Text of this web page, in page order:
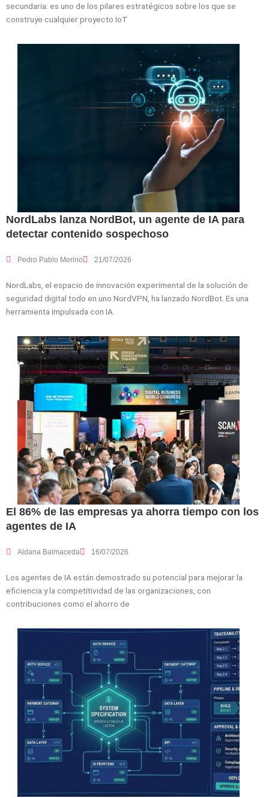
secundaria: es uno de los pilares estratégicos sobre los que se
construye cualquier proyecto IoT
NordLabs lanza NordBot, un agente de IA para
detectar contenido sospechoso
Pedro Pablo Merino 21/07/2026
NordLabs, el espacio de innovación experimental de la solución de
seguridad digital todo en uno NordVPN, ha lanzado NordBot. Es una
herramienta impulsada con IA
El 86% de las empresas ya ahorra tiempo con los
agentes de IA
Aldana Balmaceda 16/07/2026
Los agentes de IA están demostrado su potencial para mejorar la
eficiencia y la competitividad de las organizaciones, con
contribuciones como el ahorro de